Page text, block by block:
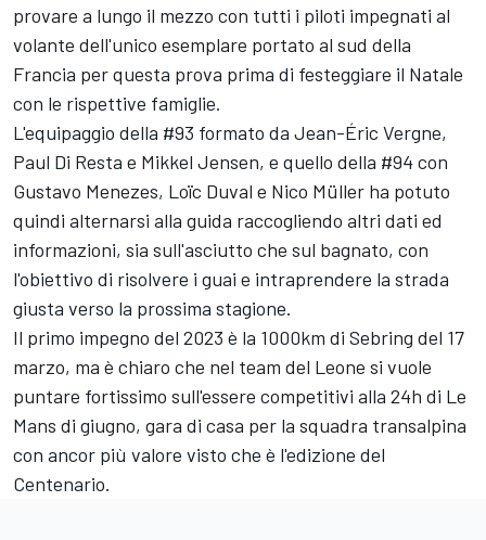
provare a lungo il mezzo con tutti i piloti impegnati al
volante dell'unico esemplare portato al sud della
Francia per questa prova prima di festeggiare il Natale
con le rispettive famiglie.
L'equipaggio della #93 formato da Jean-Éric Vergne,
Paul Di Resta e Mikkel Jensen, e quello della #94 con
Gustavo Menezes, Loïc Duval e Nico Müller ha potuto
quindi alternarsi alla guida raccogliendo altri dati ed
informazioni, sia sull'asciutto che sul bagnato, con
l'obiettivo di risolvere i guai e intraprendere la strada
giusta verso la prossima stagione.
Il primo impegno del 2023 è la 1000km di Sebring del 17
marzo, ma è chiaro che nel team del Leone si vuole
puntare fortissimo sull'essere competitivi alla 24h di Le
Mans di giugno, gara di casa per la squadra transalpina
con ancor più valore visto che è l'edizione del
Centenario.